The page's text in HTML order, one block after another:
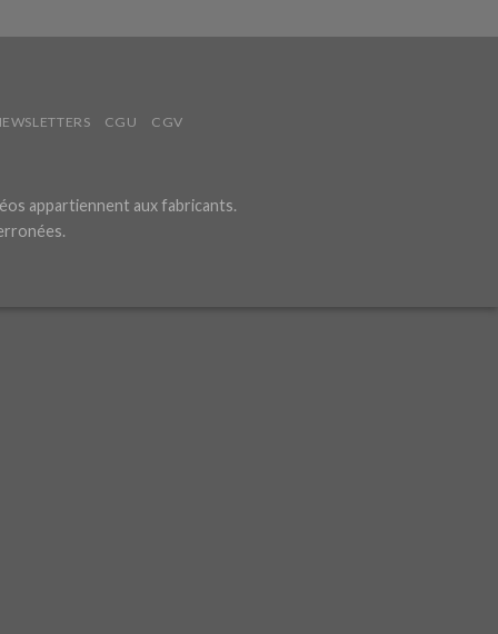
CGU CGV
appartiennent aux fabricants.